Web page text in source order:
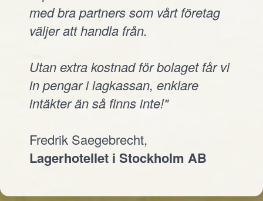
med bra partners som vårt företag
väljer att handla från.
Utan extra kostnad för bolaget får vi
in pengar i lagkassan, enklare
intäkter än så finns inte!"
Fredrik Saegebrecht,
Lagerhotellet i Stockholm AB